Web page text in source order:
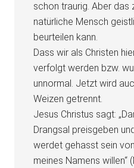
schon traurig. Aber das
natürliche Mensch
beurteilen kann.
Dass wir als Christen
verfolgt werden bzw.
unnormal. Jetzt wird
Weizen getrennt.
Jesus Christus sagt:
Drangsal preisgeben
werdet gehasst sein
meines Namens willen“